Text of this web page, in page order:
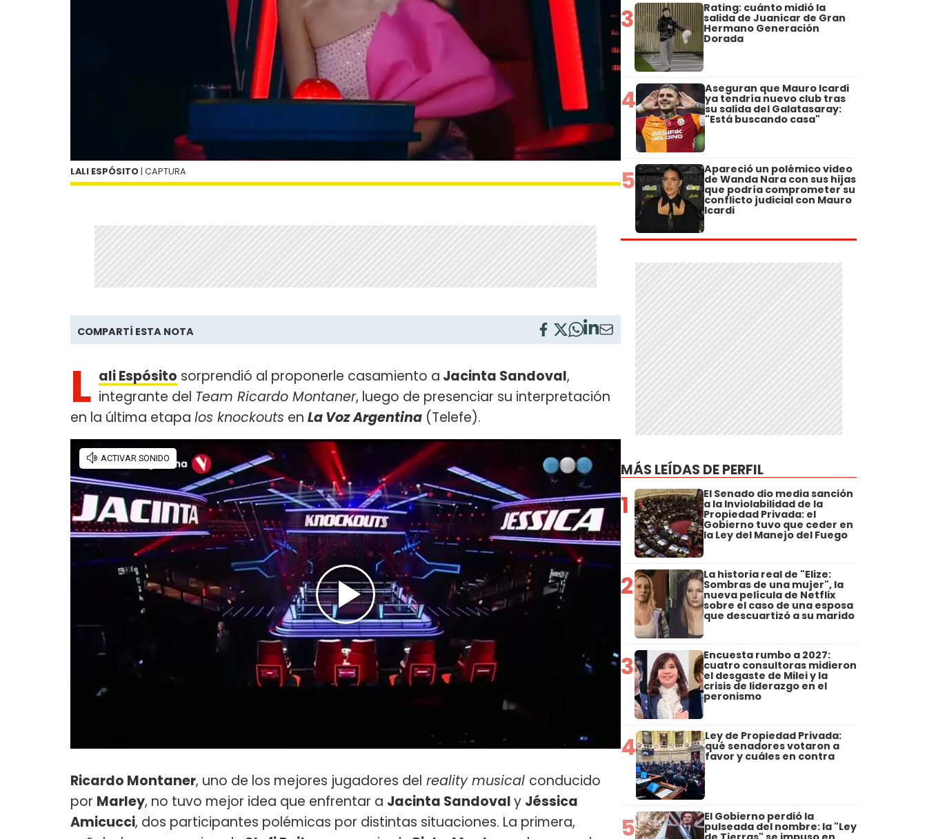
LALI ESPÓSITO | CAPTURA
COMPARTÍ ESTA NOTA
L ali Espósito sorprendió al proponerle casamiento a Jacinta Sandoval,
integrante del Team Ricardo Montaner, luego de presenciar su interpretación
en la última etapa los knockouts en La Voz Argentina (Telefe).
Ricardo Montaner, uno de los mejores jugadores del reality musical conducido
por Marley, no tuvo mejor idea que enfrentar a Jacinta Sandovaly Jéssica
Amicucci, dos participantes polémicas por distintas situaciones. La primera,
3 Rating: cuánto midió la
salida de Juanicar de Gran
Hermano Generación
Dorada
4 Aseguran que Mauro Icardi
ya tendría nuevo club tras
su salida del Galatasaray:
"Está buscando casa"
5 Apareció un polémico video
de Wanda Nara con sus hijas
que podría comprometer su
conflicto judicial con Mauro
Icardi
MÁS LEÍDAS DE PERFIL
1 El Senado dio media sanción
a la Inviolabilidad de la
Propiedad Privada: el
Gobierno tuvo que ceder en
la Ley del Manejo del Fuego
2 La historia real de "Elize:
Sombras de una mujer", la
nueva película de Netflix
sobre el caso de una esposa
que descuartizó a su marido
3 Encuesta rumbo a 2027:
cuatro consultoras midieron
el desgaste de Milei y la
crisis de liderazgo en el
peronismo
4 Ley de Propiedad Privada:
qué senadores votaron a
favor y cuáles en contra
5 El Gobierno perdió la
pulseada del nombre: la "Ley